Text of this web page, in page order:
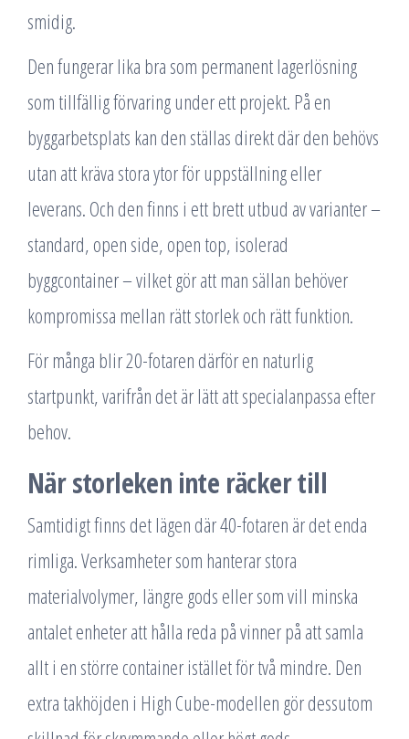
smidig.
Den fungerar lika bra som permanent lagerlösning
som tillfällig förvaring under ett projekt. På en
byggarbetsplats kan den ställas direkt där den behövs
utan att kräva stora ytor för uppställning eller
leverans. Och den finns i ett brett utbud av varianter –
standard, open side, open top, isolerad
byggcontainer – vilket gör att man sällan behöver
kompromissa mellan rätt storlek och rätt funktion.
För många blir 20-fotaren därför en naturlig
startpunkt, varifrån det är lätt att specialanpassa efter
behov.
När storleken inte räcker till
Samtidigt finns det lägen där 40-fotaren är det enda
rimliga. Verksamheter som hanterar stora
materialvolymer, längre gods eller som vill minska
antalet enheter att hålla reda på vinner på att samla
allt i en större container istället för två mindre. Den
extra takhöjden i High Cube-modellen gör dessutom